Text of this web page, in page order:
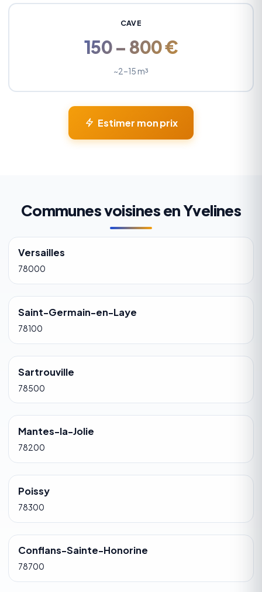
CAVE
150 – 800 €
~2–15 m³
Estimer mon prix
Communes voisines en Yvelines
Versailles
78000
Saint-Germain-en-Laye
78100
Sartrouville
78500
Mantes-la-Jolie
78200
Poissy
78300
Conflans-Sainte-Honorine
78700